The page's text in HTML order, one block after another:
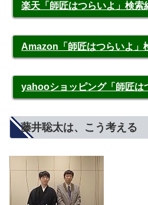
楽天「師匠はつらいよ」検索
Amazon「師匠はつらいよ」
yahooショッピング「師匠は
藤井聡太は、こう考える